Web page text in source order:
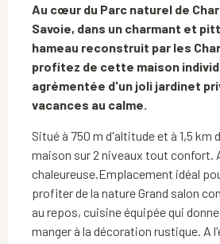
Au cœur du Parc naturel de
Savoie, dans un charmant et
hameau reconstruit par les
profitez de cette maison
agrémentée d'un joli jardinet
vacances au calme.
Situé à 750 m d'altitude et à 1,5 km
maison sur 2 niveaux tout confort.
chaleureuse.Emplacement idéal
profiter de la nature Grand salon
au repos, cuisine équipée qui
manger à la décoration rustique. A